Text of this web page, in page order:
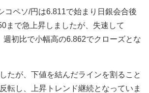
コペソ/円は6.811で始まり日銀会合後
まで急上昇しましたが、失速して
週初比で小幅高の6.862でクローズとな
たが、下値を結んだラインを割ること
転し、上昇トレンド継続となっていま